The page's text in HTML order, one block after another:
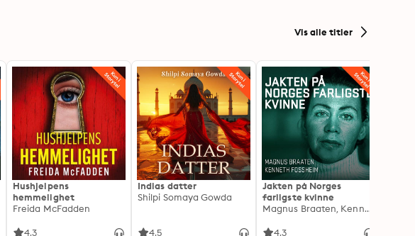
Vis alle titler
Hushjelpens
hemmelighet
Freida McFadden
4.3
Indias datter
Shilpi Somaya Gowda
4.5
Jakten på Norges
farligste kvinne
Magnus Braaten, Kenneth Fossheim
4.3